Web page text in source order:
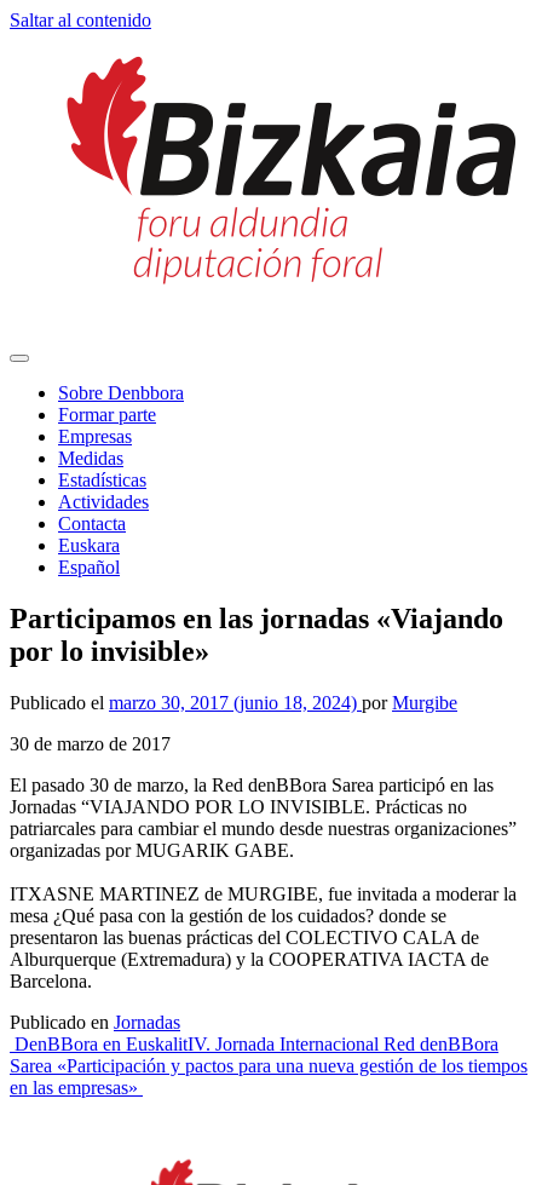
Saltar al contenido
Navegación
principal
Sobre Denbbora
Formar parte
Empresas
Medidas
Estadísticas
Actividades
Contacta
Euskara
Español
Participamos en las jornadas «Viajando
por lo invisible»
Publicado el marzo 30, 2017 (junio 18, 2024) por Murgibe
30 de marzo de 2017
El pasado 30 de marzo, la Red denBBora Sarea participó en las
Jornadas “VIAJANDO POR LO INVISIBLE. Prácticas no
patriarcales para cambiar el mundo desde nuestras organizaciones”
organizadas por MUGARIK GABE.
ITXASNE MARTINEZ de MURGIBE, fue invitada a moderar la
mesa ¿Qué pasa con la gestión de los cuidados? donde se
presentaron las buenas prácticas del COLECTIVO CALA de
Alburquerque (Extremadura) y la COOPERATIVA IACTA de
Barcelona.
Publicado en Jornadas
Navegación
de
DenBBora en EuskalitIV. Jornada Internacional Red denBBora
Sarea «Participación y pactos para una nueva gestión de los tiempos
en las empresas»